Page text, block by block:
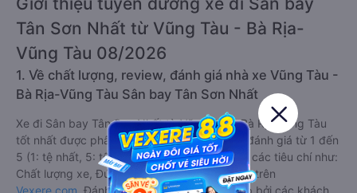
Tân Sơn Nhất từ Vũng Tàu - Bà Rịa-
Vũng Tàu 08/2026
1. Về chất lượng, review, đánh giá nhà xe Vũng Tàu -
Bà Rịa-Vũng Tàu Sân bay Tân Sơn Nhất
Xe đi Sân bay Tân Sơn Nhất từ Vũng Tàu - Bà Rịa-Vũng Tàu
tốt nhất được phân loại chất lượng dựa trên đánh giá từ 1 đến
5 (1: tệ nhất, 5: tốt nhất) của khách hàng với các tiêu chí như:
Chất lượng xe, Đúng giờ, Chất lượng phục vụ trên
Vexere.com . Đánh giá này được viết trực tiếp bởi các khách